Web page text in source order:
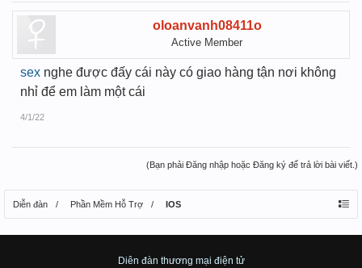
oloanvanh08411o
Active Member
sex nghe được đấy cái này có giao hàng tận nơi không
nhỉ để em làm một cái
4/1/22
(Bạn phải Đăng nhập hoặc Đăng ký để trả lời bài viết.)
Diễn đàn Phần Mềm Hỗ Trợ IOS
Diên đàn thương mại điện tử